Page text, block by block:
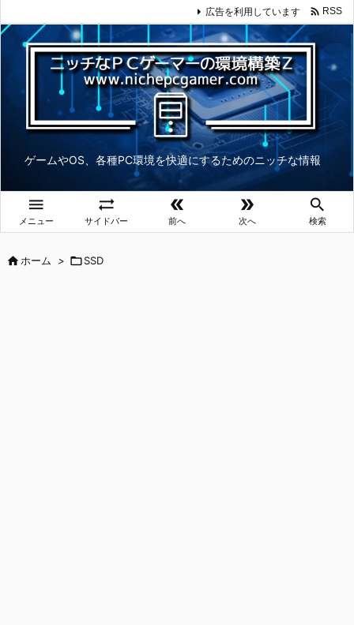
ゲームやOS、各種PC環境を快適にするためのニッチな情報

メニュー

サイドバー

前へ

次へ

検索
広告を利用しています  RSS
ホーム > SSD